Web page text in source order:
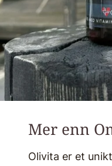
Mer enn
Olivita er et